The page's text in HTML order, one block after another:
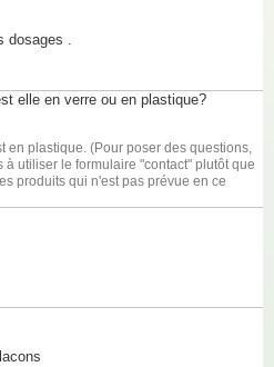
dosages .
elle en verre ou en plastique?
en plastique. (Pour poser des questions,
à utiliser le formulaire "contact" plutôt que
produits qui n'est pas prévue en ce